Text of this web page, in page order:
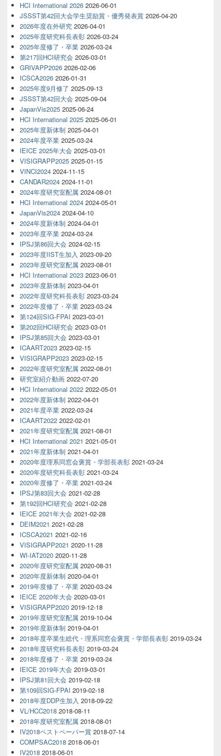
HCI International 2026 2026-06-01
JSSST第42回大会学生奨励賞・優秀発表賞 2026-04-20
2026年度在外研究 2026-04-01
2025年度研究科長表彰 2026-03-24
2025年度修了・卒業 2026-03-24
第217回HCI研究会 2026-03-01
GRIVAPP2026 2026-02-06
ICSCA2026 2026-01-31
2025年度9月修了 2025-09-13
JSSST第42回大会 2025-09-04
JapanVis2025 2025-06-24
HCI International 2025 2025-06-01
2025年度新体制 2025-04-01
2024年度卒業 2025-03-24
IEICE 2025年大会 2025-03-01
VISIGRAPP2025 2025-01-15
VINCI2024 2024-11-15
CANDAR2024 2024-11-01
2024年度研究室配属 2024-08-01
HCI International 2024 2024-05-01
JapanVis2024 2024-04-10
2024年度新体制 2024-04-01
2023年度卒業 2024-03-24
IPSJ第86回大会 2024-02-15
2023年度IIST生加入 2023-09-20
2023年度研究室配属 2023-08-01
HCI International 2023 2023-06-01
2023年度新体制 2023-04-01
2022年度研究科長表彰 2023-03-24
2022年度修了・卒業 2023-03-24
第124回SIG-FPAI 2023-03-01
第202回HCI研究会 2023-03-01
IPSJ第85回大会 2023-03-01
ICAART2023 2023-02-15
VISIGRAPP2023 2023-02-15
2022年度研究室配属 2022-08-01
研究室紹介動画 2022-07-20
HCI International 2022 2022-05-01
2022年度新体制 2022-04-01
2021年度卒業 2022-03-24
ICAART2022 2022-02-01
2021年度研究室配属 2021-08-01
HCI International 2021 2021-05-01
2021年度新体制 2021-04-01
2020年度理系同窓会褒賞・学部長表彰 2021-03-24
2020年度研究科長表彰 2021-03-24
2020年度修了・卒業 2021-03-24
IPSJ第83回大会 2021-02-28
第192回HCI研究会 2021-02-28
IEICE 2021年大会 2021-02-28
DEIM2021 2021-02-28
ICSCA2021 2021-02-16
VISIGRAPP2021 2020-11-28
WI-IAT2020 2020-11-28
2020年度研究室配属 2020-08-31
2020年度新体制 2020-04-01
2019年度修了・卒業 2020-03-24
IEICE 2020年大会 2020-03-01
VISIGRAPP2020 2019-12-18
2019年度研究室配属 2019-10-04
2019年度新体制 2019-04-01
2018年度卒業生総代・理系同窓会褒賞・学部長表彰 2019-03-24
2018年度研究科長表彰 2019-03-24
2018年度修了・卒業 2019-03-24
IEICE 2019年大会 2019-03-01
IPSJ第81回大会 2019-02-18
第109回SIG-FPAI 2019-02-18
2018年度DDP生加入 2018-09-22
VL/HCC2018 2018-08-11
2018年度研究室配属 2018-08-01
IV2018ベストペーパー賞 2018-07-14
COMPSAC2018 2018-06-01
IV2018 2018-06-01